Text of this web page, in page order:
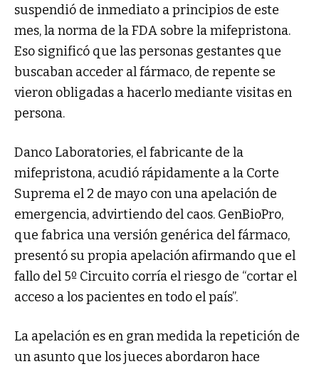
suspendió de inmediato a principios de este
mes, la norma de la FDA sobre la mifepristona.
Eso significó que las personas gestantes que
buscaban acceder al fármaco, de repente se
vieron obligadas a hacerlo mediante visitas en
persona.
Danco Laboratories, el fabricante de la
mifepristona, acudió rápidamente a la Corte
Suprema el 2 de mayo con una apelación de
emergencia, advirtiendo del caos. GenBioPro,
que fabrica una versión genérica del fármaco,
presentó su propia apelación afirmando que el
fallo del 5º Circuito corría el riesgo de “cortar el
acceso a los pacientes en todo el país”.
La apelación es en gran medida la repetición de
un asunto que los jueces abordaron hace